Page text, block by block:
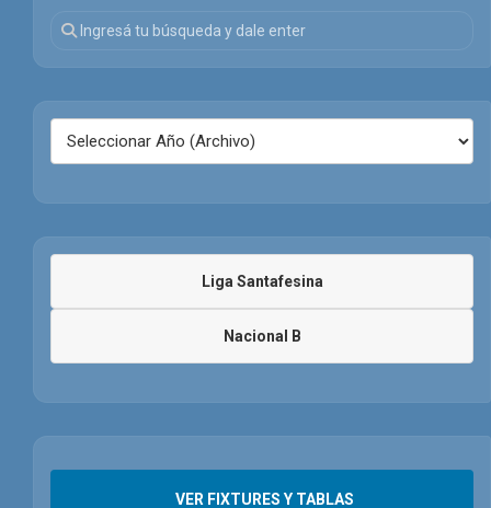
Liga Santafesina
Nacional B
VER FIXTURES Y TABLAS